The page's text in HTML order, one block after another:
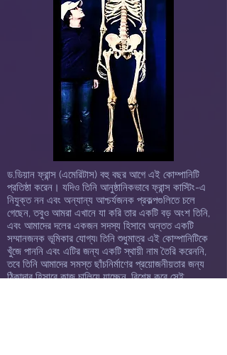
ড.ডিয়ান ফ্রান্স (এমেরিটাস) বহু বছর আগে এই কোম্পানিটি
প্রতিষ্ঠা করেন। যদিও তিনি আনুষ্ঠানিকভাবে ফ্রান্স কাস্টিং-এ
নিযুক্ত নন এবং অন্যান্য আশ্চর্যজনক প্রকল্পগুলিতে চলে
গেছেন, তবুও আমরা এখানে যা করি তার একটি বড় অংশ তিনি,
এবং আমাদের দলের একজন সদস্য হিসাবে অন্তত একটি
সম্মানজনক ভূমিকার যোগ্য৷ তিনি শুধুমাত্র এই কোম্পানিটিকে
খুঁজে পাননি এবং এটির জন্য একটি স্থায়ী নাম তৈরি করেননি,
তবে তিনি আমাদের সমস্ত ছাঁচনির্মাণের প্রয়োজনীয়তার জন্য
ঠিকাদার হিসাবে কাজ চালিয়ে যাচ্ছেন, বিশেষ করে সেই